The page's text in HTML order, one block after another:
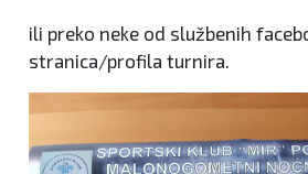
ili preko neke od službenih
stranica/profila turnira.